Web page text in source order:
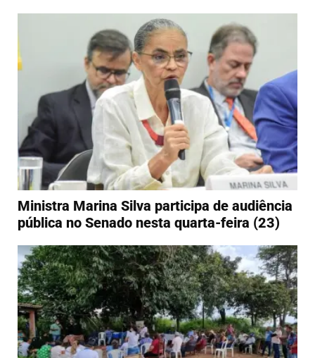
Ministra Marina Silva participa de audiência
pública no Senado nesta quarta-feira (23)